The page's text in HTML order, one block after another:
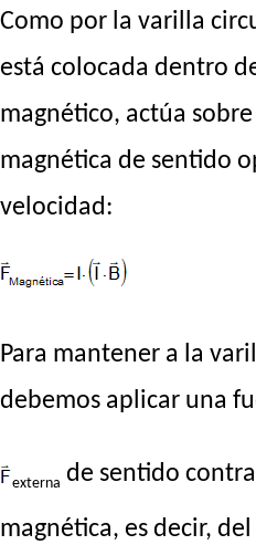
Como por la varilla
está colocada dentro
magnético, actúa
magnética de sentido
velocidad:
Para mantener a la
debemos aplicar una
externa de sentido
magnética, es decir,